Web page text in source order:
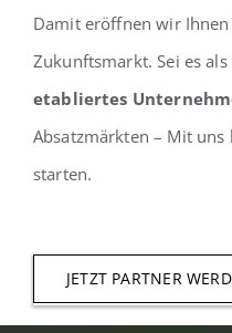
Damit eröffnen wir
Zukunftsmarkt. Sei es als
etabliertes
Absatzmärkten – Mit
starten.
JETZT PARTNER